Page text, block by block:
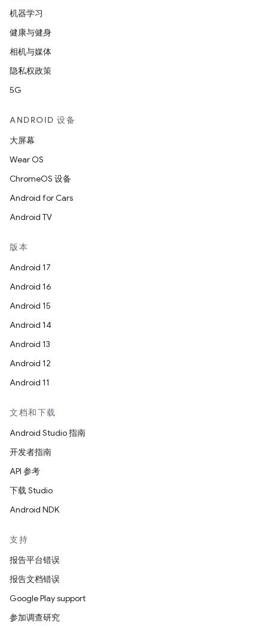
机器学习
健康与健身
相机与媒体
隐私权政策
5G
ANDROID 设备
大屏幕
Wear OS
ChromeOS 设备
Android for Cars
Android TV
版本
Android 17
Android 16
Android 15
Android 14
Android 13
Android 12
Android 11
文档和下载
Android Studio 指南
开发者指南
API 参考
下载 Studio
Android NDK
支持
报告平台错误
报告文档错误
Google Play support
参加调查研究